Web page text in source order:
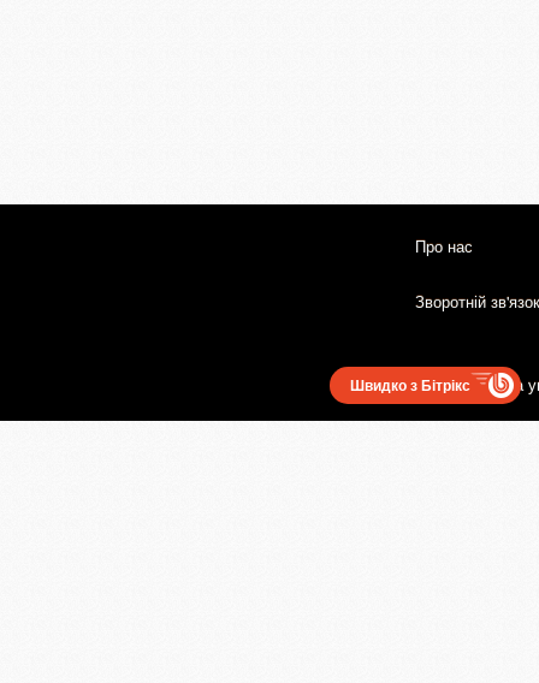
Про нас
Зворотній зв'язок
Користувацька
Швидко з Бітрікс